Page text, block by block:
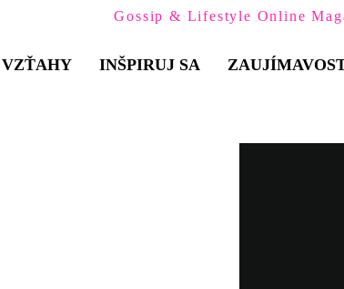
Gossip & Lifestyle Online
INŠPIRUJ SA